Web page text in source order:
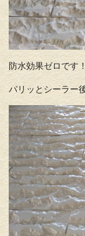
防水効果ゼロです！
パリッとシーラー